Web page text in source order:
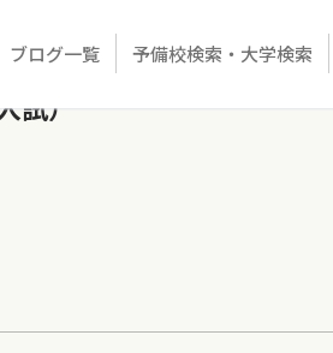
ブログ一覧 予備校検索・大学検索
）